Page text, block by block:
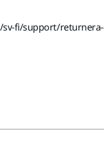
fi/support/